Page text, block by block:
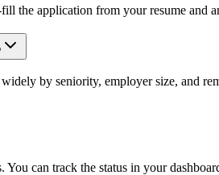
application from your resume and
by seniority, employer size, and
can track the status in your